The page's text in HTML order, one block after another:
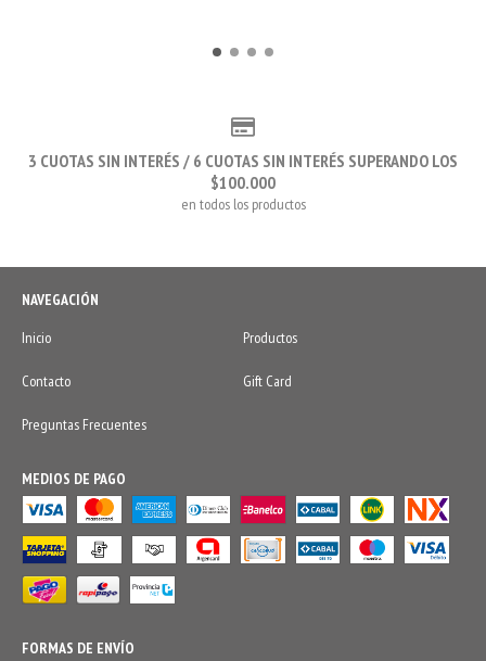
3 CUOTAS SIN INTERÉS / 6 CUOTAS SIN INTERÉS SUPERANDO LOS
$100.000
en todos los productos
NAVEGACIÓN
Inicio
Productos
Contacto Gift Card
Preguntas Frecuentes
MEDIOS DE PAGO
FORMAS DE ENVÍO